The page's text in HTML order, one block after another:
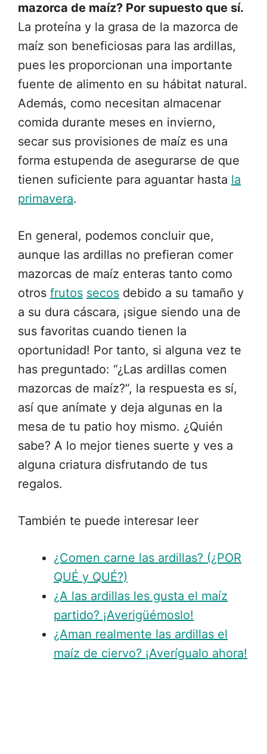
mazorca de maíz? Por supuesto que sí.
La proteína y la grasa de la mazorca de
maíz son beneficiosas para las ardillas,
pues les proporcionan una importante
fuente de alimento en su hábitat natural.
Además, como necesitan almacenar
comida durante meses en invierno,
secar sus provisiones de maíz es una
forma estupenda de asegurarse de que
tienen suficiente para aguantar hasta la
primavera.
En general, podemos concluir que,
aunque las ardillas no prefieran comer
mazorcas de maíz enteras tanto como
otros frutos secos debido a su tamaño y
a su dura cáscara, ¡sigue siendo una de
sus favoritas cuando tienen la
oportunidad! Por tanto, si alguna vez te
has preguntado: “¿Las ardillas comen
mazorcas de maíz?”, la respuesta es sí,
así que anímate y deja algunas en la
mesa de tu patio hoy mismo. ¿Quién
sabe? A lo mejor tienes suerte y ves a
alguna criatura disfrutando de tus
regalos.
También te puede interesar leer
¿Comen carne las ardillas? (¿POR
QUÉ y QUÉ?)
¿A las ardillas les gusta el maíz
partido? ¡Averigüémoslo!
¿Aman realmente las ardillas el
maíz de ciervo? ¡Averígualo ahora!